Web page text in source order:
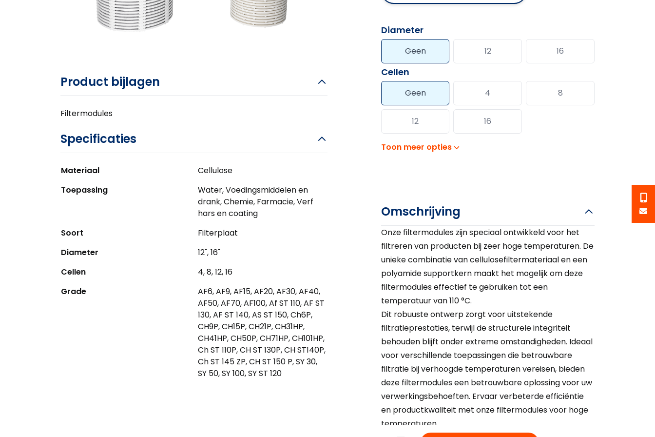
Product bijlagen
Filtermodules
Specificaties
Materiaal
Cellulose
Toepassing
Water, Voedingsmiddelen en
drank, Chemie, Farmacie, Verf
hars en coating
Soort
Filterplaat
Diameter
12", 16"
Cellen
4, 8, 12, 16
Grade
AF6, AF9, AF15, AF20, AF30, AF40,
AF50, AF70, AF100, Af ST 110, AF ST
130, AF ST 140, AS ST 150, Ch6P,
CH9P, CH15P, CH21P, CH31HP,
CH41HP, CH50P, CH71HP, CH101HP,
Ch ST 110P, CH ST 130P, CH ST140P,
Ch ST 145 ZP, CH ST 150 P, SY 30,
SY 50, SY 100, SY ST 120
Diameter
Geen 12 16
Cellen
Geen 4 8
12 16
Toon meer opties
Omschrijving
Onze filtermodules zijn speciaal ontwikkeld voor het
filtreren van producten bij zeer hoge temperaturen. De
unieke combinatie van cellulosefiltermateriaal en een
polyamide supportkern maakt het mogelijk om deze
filtermodules effectief te gebruiken tot een
temperatuur van 110 °C.
Dit robuuste ontwerp zorgt voor uitstekende
filtratieprestaties, terwijl de structurele integriteit
behouden blijft onder extreme omstandigheden. Ideaal
voor verschillende toepassingen die betrouwbare
filtratie bij verhoogde temperaturen vereisen, bieden
deze filtermodules een betrouwbare oplossing voor uw
verwerkingsbehoeften. Ervaar verbeterde efficiëntie
en productkwaliteit met onze filtermodules voor hoge
temperaturen.